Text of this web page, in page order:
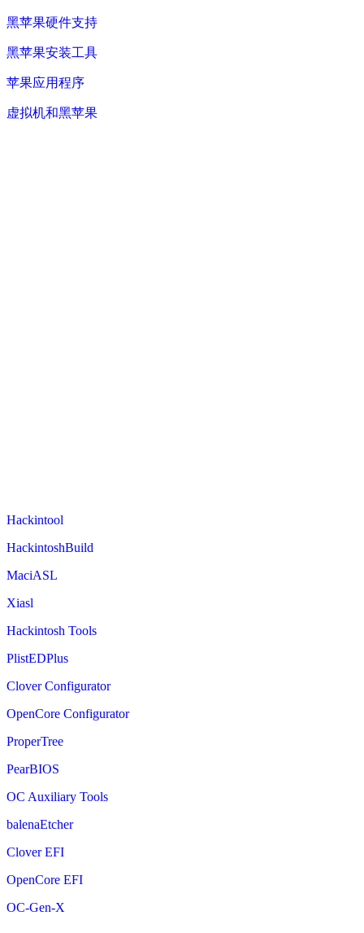
黑苹果硬件支持
黑苹果安装工具
苹果应用程序
虚拟机和黑苹果
Hackintool
HackintoshBuild
MaciASL
Xiasl
Hackintosh Tools
PlistEDPlus
Clover Configurator
OpenCore Configurator
ProperTree
PearBIOS
OC Auxiliary Tools
balenaEtcher
Clover EFI
OpenCore EFI
OC-Gen-X